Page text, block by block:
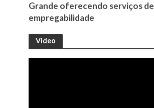
Grande oferecendo serviços de
empregabilidade
Video